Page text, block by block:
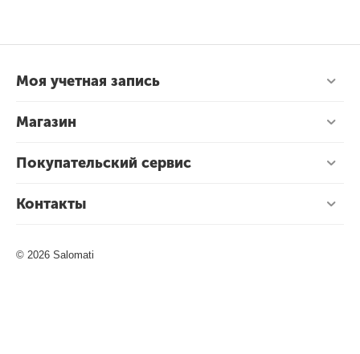
Моя учетная запись
Магазин
Покупательский сервис
Контакты
© 2026 Salomati